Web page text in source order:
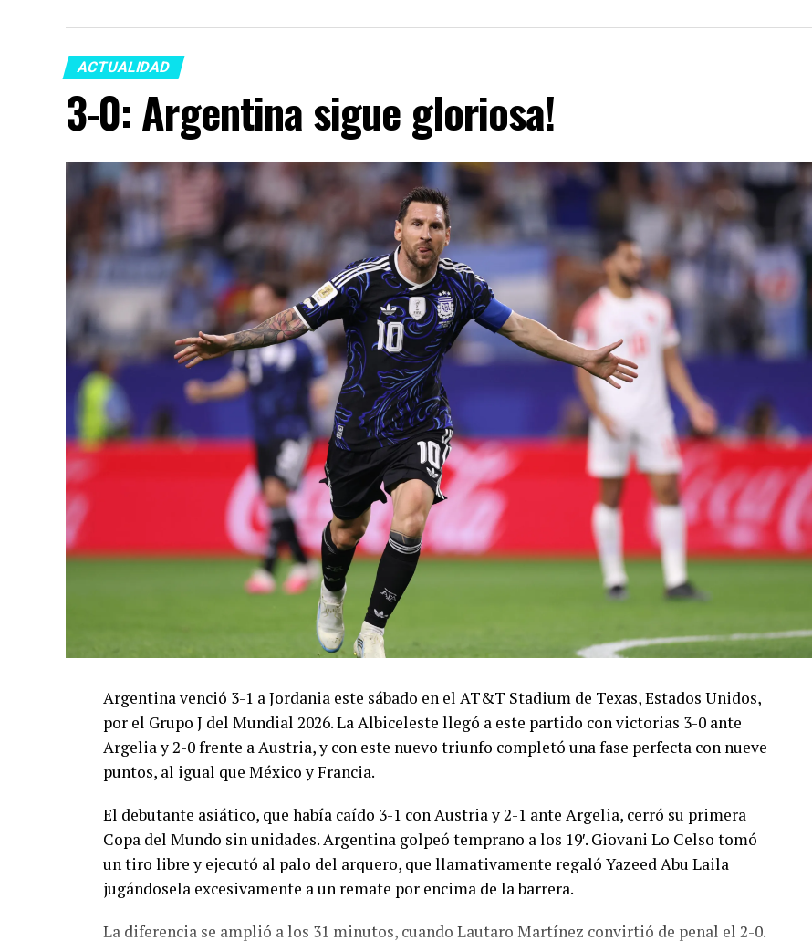
ACTUALIDAD
3-0: Argentina sigue gloriosa!
Argentina venció 3-1 a Jordania este sábado en el AT&T Stadium de Texas, Estados Unidos,
por el Grupo J del Mundial 2026. La Albiceleste llegó a este partido con victorias 3-0 ante
Argelia y 2-0 frente a Austria, y con este nuevo triunfo completó una fase perfecta con nueve
puntos, al igual que México y Francia.
El debutante asiático, que había caído 3-1 con Austria y 2-1 ante Argelia, cerró su primera
Copa del Mundo sin unidades. Argentina golpeó temprano a los 19′. Giovani Lo Celso tomó
un tiro libre y ejecutó al palo del arquero, que llamativamente regaló Yazeed Abu Laila
jugándosela excesivamente a un remate por encima de la barrera.
La diferencia se amplió a los 31 minutos, cuando Lautaro Martínez convirtió de penal el 2-0.